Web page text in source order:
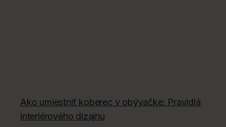
Ako umiestniť koberec v obývačke: Pravidlá
interiérového dizajnu